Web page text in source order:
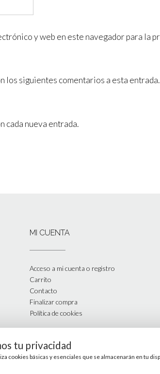
y web en este navegador para la
los siguientes comentarios a esta entrada.
cada nueva entrada.
MI CUENTA
Acceso a mi cuenta o registro
Carrito
Contacto
Finalizar compra
Política de cookies
tu privacidad
cookies básicas y esenciales que se almacenarán en tu